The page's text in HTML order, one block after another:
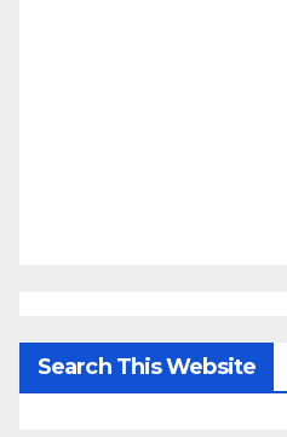
Search This Website